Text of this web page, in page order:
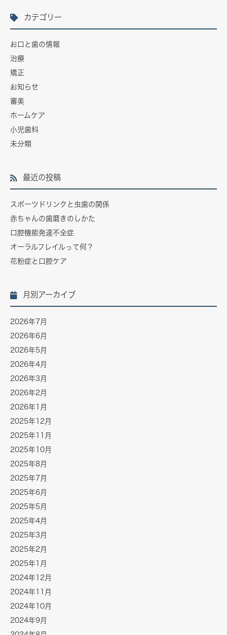
カテゴリー
お口と歯の情報
治療
矯正
お知らせ
審美
ホームケア
小児歯科
未分類
最近の投稿
スポーツドリンクと虫歯の関係
赤ちゃんの歯磨きのしかた
口腔機能発達不全症
オーラルフレイルって何？
花粉症と口腔ケア
月別アーカイブ
2026年7月
2026年6月
2026年5月
2026年4月
2026年3月
2026年2月
2026年1月
2025年12月
2025年11月
2025年10月
2025年8月
2025年7月
2025年6月
2025年5月
2025年4月
2025年3月
2025年2月
2025年1月
2024年12月
2024年11月
2024年10月
2024年9月